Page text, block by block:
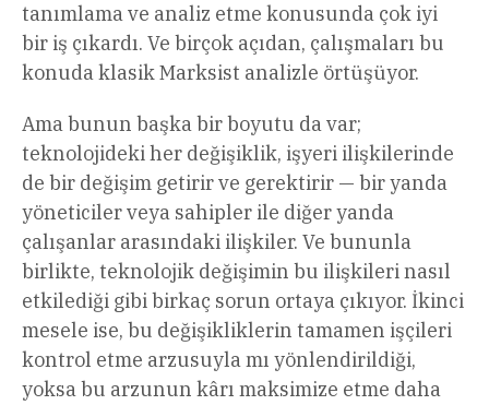
tanımlama ve analiz etme konusunda çok iyi
bir iş çıkardı. Ve birçok açıdan, çalışmaları bu
konuda klasik Marksist analizle örtüşüyor.
Ama bunun başka bir boyutu da var;
teknolojideki her değişiklik, işyeri ilişkilerinde
de bir değişim getirir ve gerektirir — bir yanda
yöneticiler veya sahipler ile diğer yanda
çalışanlar arasındaki ilişkiler. Ve bununla
birlikte, teknolojik değişimin bu ilişkileri nasıl
etkilediği gibi birkaç sorun ortaya çıkıyor. İkinci
mesele ise, bu değişikliklerin tamamen işçileri
kontrol etme arzusuyla mı yönlendirildiği,
yoksa bu arzunun kârı maksimize etme daha